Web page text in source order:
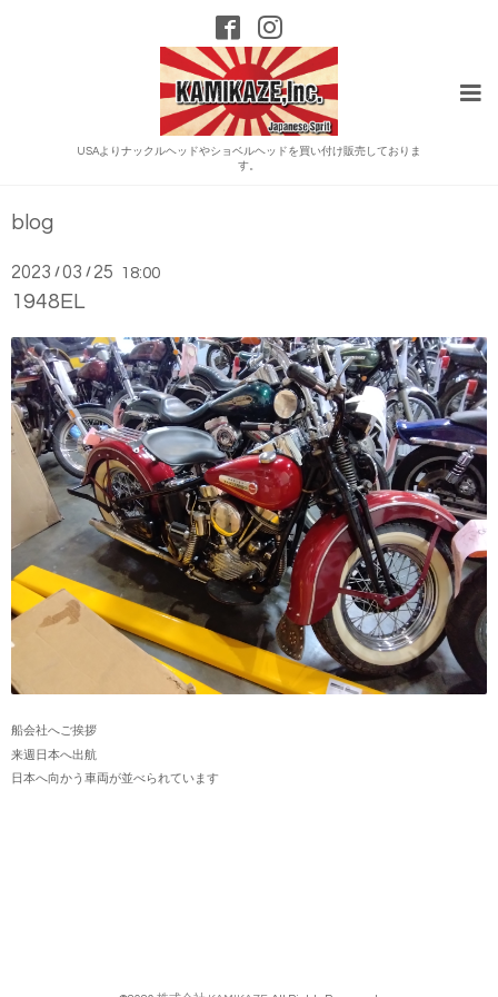
USAよりナックルヘッドやショベルヘッドを買い付け販売しておりま
す。
blog
2023 /03 / 25 18:00
1948EL
船会社へご挨拶
来週日本へ出航
日本へ向かう車両が並べられています